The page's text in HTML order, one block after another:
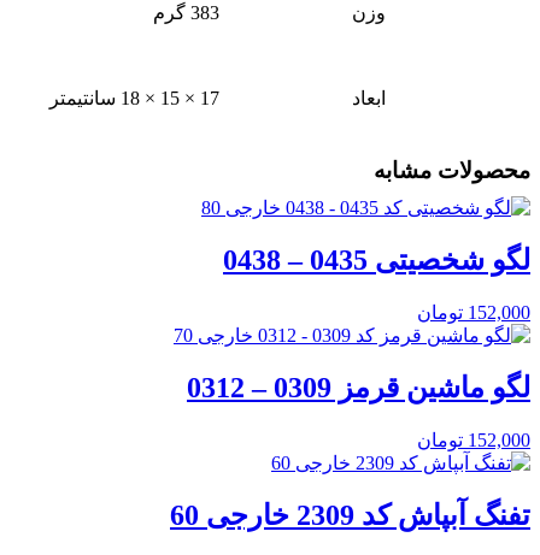
وزن 383 گرم
ابعاد 17 × 15 × 18 سانتیمتر
محصولات مشابه
لگو شخصیتی 0435 – 0438
152,000 تومان
لگو ماشین قرمز 0309 – 0312
152,000 تومان
تفنگ آبپاش کد 2309 خارجی 60